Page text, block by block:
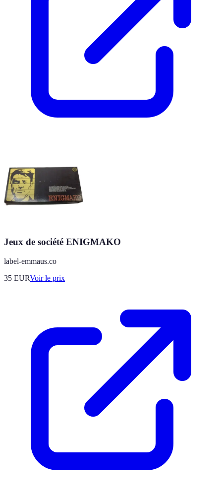
Jeux de société ENIGMAKO
label-emmaus.co
35 EURVoir le prix